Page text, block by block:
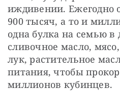
иждивении. Ежегодно
900 тысяч, а то и
одна булка на семью в
сливочное масло,
лук, растительное
питания, чтобы
миллионов кубинцев.